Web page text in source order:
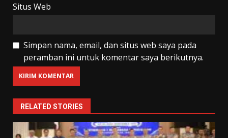
Situs Web
Simpan nama, email, dan situs web saya pada
peramban ini untuk komentar saya berikutnya.
RELATED STORIES